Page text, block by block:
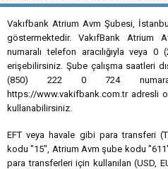
Vakıfbank Atrium Avm Şubesi,
göstermektedir. VakıfBank Atrium
numaralı telefon aracılığıyla veya
erişebilirsiniz. Şube çalışma saatleri
(850) 222 0 724
https://www.vakifbank.com.tr adresli
kullanabilirsiniz.
EFT veya havale gibi para transferi
kodu "15", Atrium Avm şube kodu "611"
para transferleri için kullanılan (USD,